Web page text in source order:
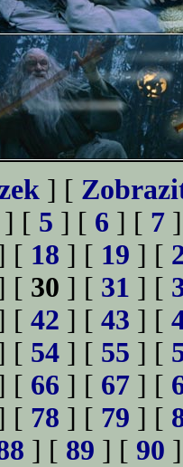
] [
] [ 5 ] [ 6 ] [ 7
[ 18 ] [ 19 ] [
[ 30 ] [ 31 ] [
[ 42 ] [ 43 ] [
[ 54 ] [ 55 ] [
[ 66 ] [ 67 ] [
[ 78 ] [ 79 ] [
] [ 89 ] [ 90